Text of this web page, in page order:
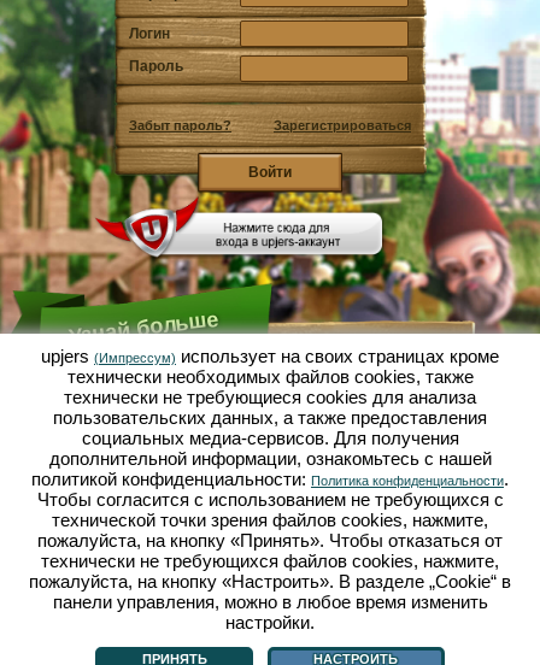
Логин
Пароль
Забыт пароль? Зарегистрироваться
Узнай больше
Что такое Садовая Империя?
Садовая Империя - это экономический симулятор, в
котором всё вертится вокруг микрокосмоса сад-
огород. Эта бесплатная браузерная игра онлайн
открывается полностью в твоём браузере без
каких-либо скачиваний или установки каких-либо
программ! Играя роль гнома-садовода ты
выращиваешь в Садовой Империи свой
собственный маленький садовый рай. Сеять,
сажать, поливать, собирать урожай: у тебя есть
выбор между разными сортами овощей и фруктов:
помидорами, репчатым луком, клубникой, морковью
или может ещё лучше, салатом? Посети городок
Дачное, в нём ты можешь торговать с другими
садоводами, покупать новые растения и декор,
выполнять желания твоих покупателей и
Что такое Садовая Империя?|Сюжет
Импрессум|Браузерные игры - Upjers.com|Настроить cookies
upjers (Импрессум) использует на своих страницах кроме
технически необходимых файлов сookies, также
технически не требующиеся cookies для анализа
пользовательских данных, а также предоставления
социальных медиа-сервисов. Для получения
дополнительной информации, ознакомьтесь с нашей
политикой конфиденциальности: Политика конфиденциальности.
Чтобы согласится с использованием не требующихся с
технической точки зрения файлов cookies, нажмите,
пожалуйста, на кнопку «Принять». Чтобы отказаться от
технически не требующихся файлов cookies, нажмите,
пожалуйста, на кнопку «Настроить». В разделе „Cookie“ в
панели управления, можно в любое время изменить
настройки.
ПРИНЯТЬ НАСТРОИТЬ